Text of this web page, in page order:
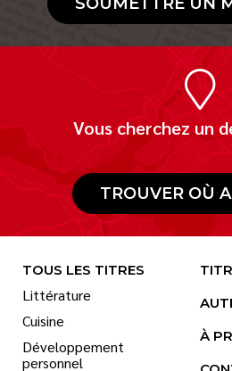
Vous cherchez un
TROUVER OÙ
TOUS LES TITRES
Littérature
Cuisine
Développement
personnel
À